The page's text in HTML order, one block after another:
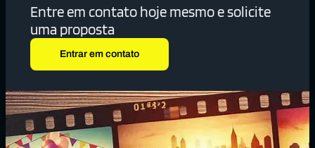
Entre em contato hoje mesmo e solicite
uma proposta
Entrar em contato